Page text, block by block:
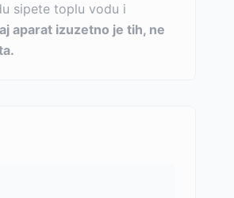
sipete toplu vodu i
aparat izuzetno je tih, ne